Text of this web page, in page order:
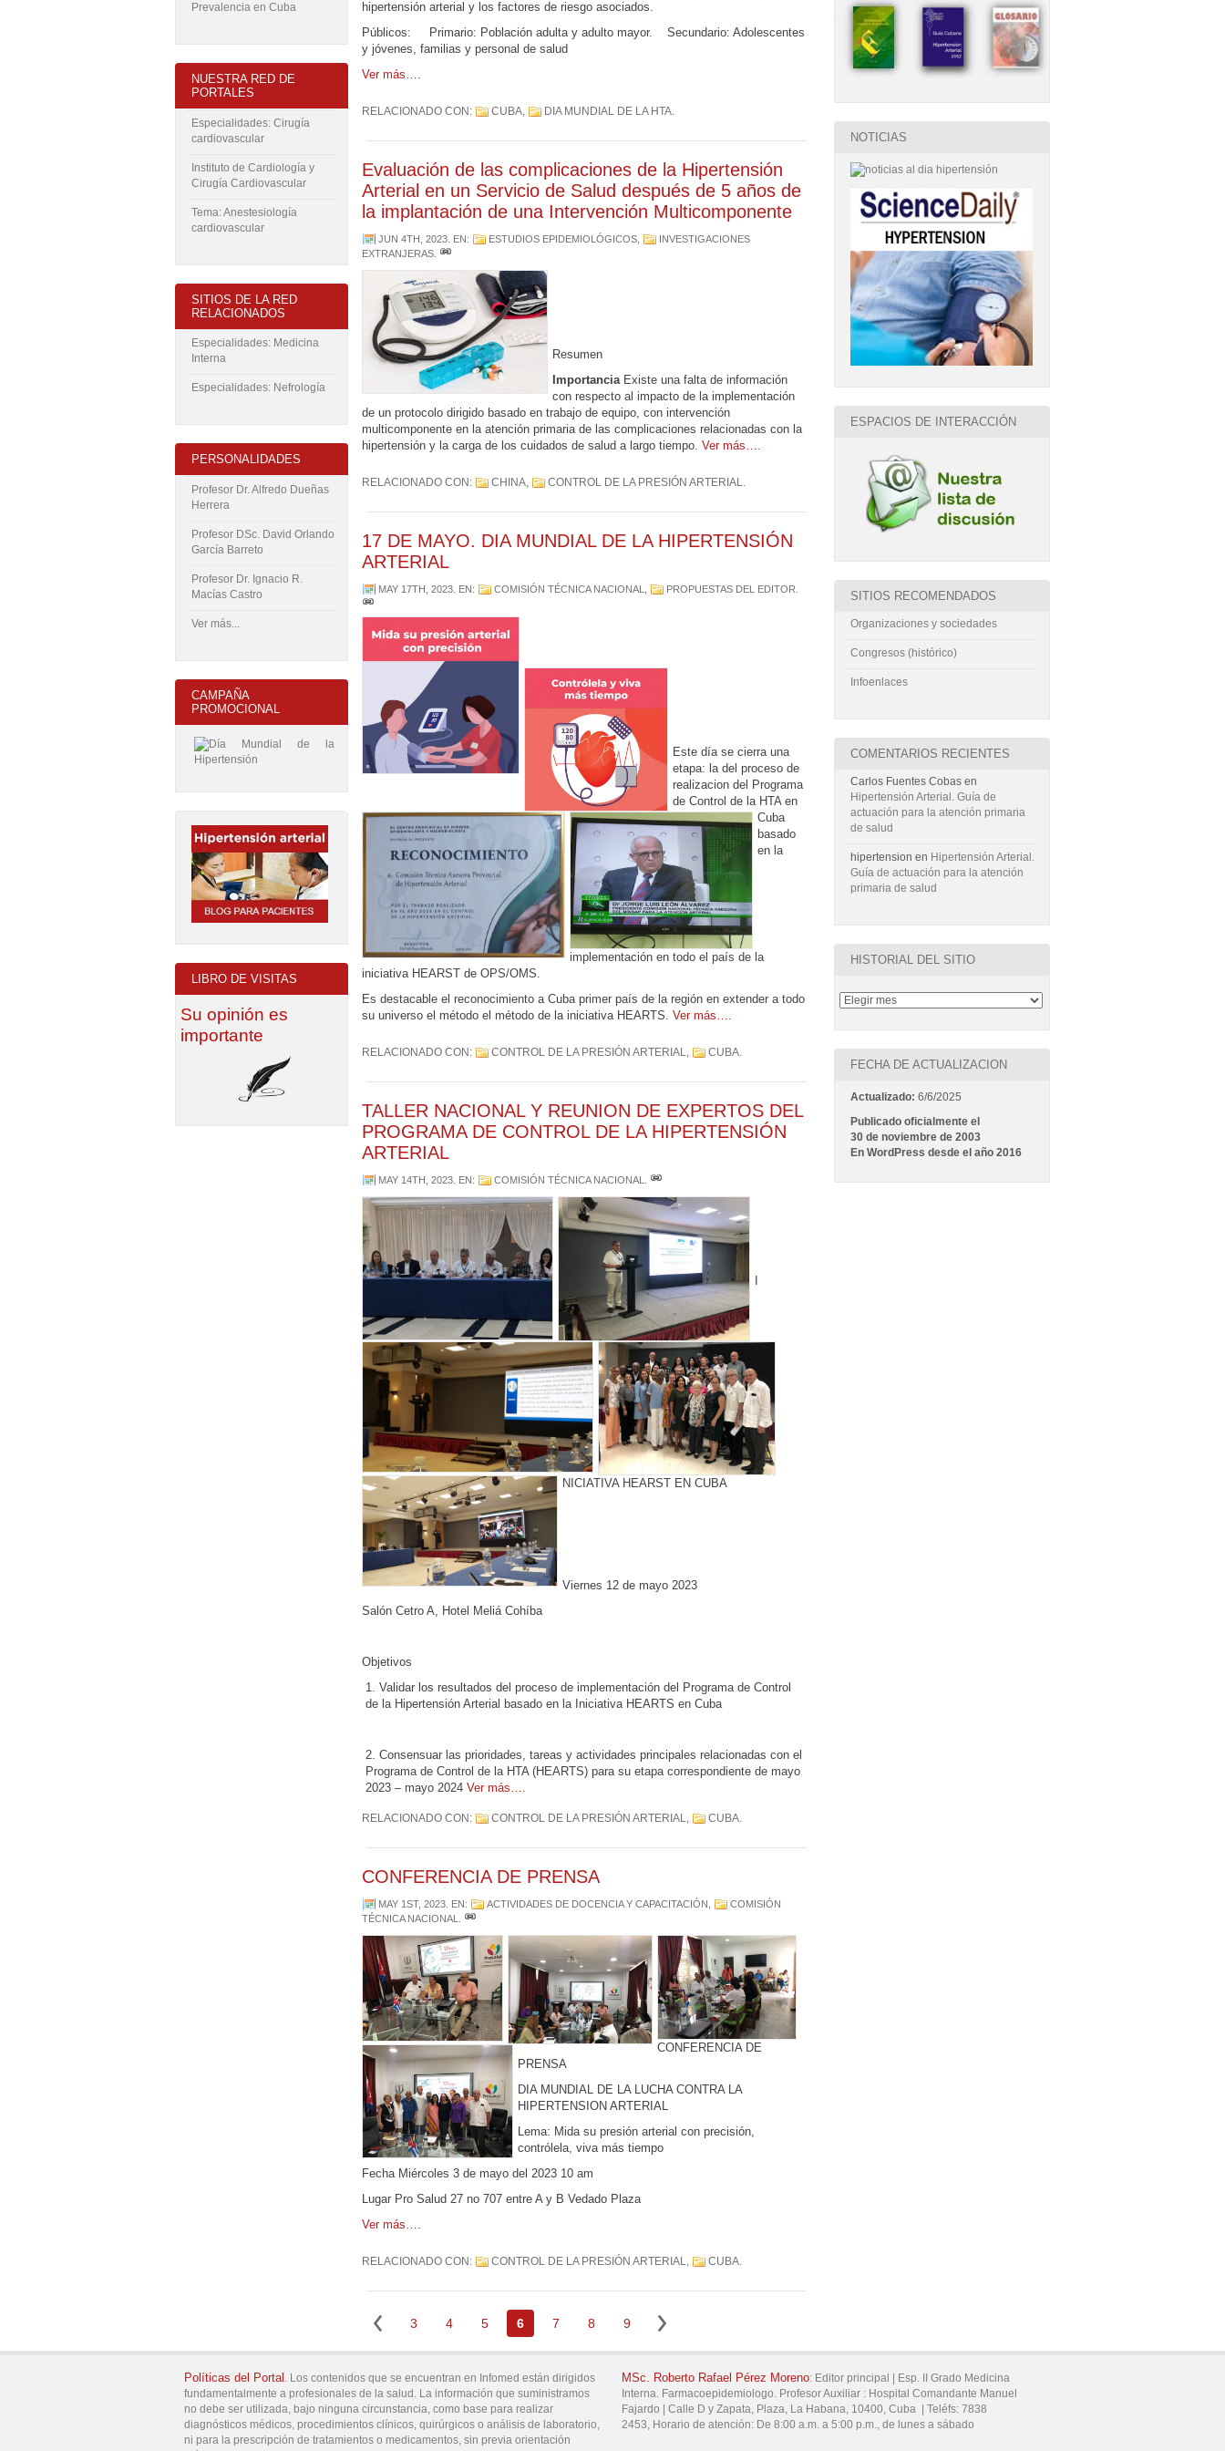
hipertensión arterial y los factores de riesgo asociados.
Públicos: Primario: Población adulta y adulto mayor. Secundario: Adolescentes
y jóvenes, familias y personal de salud
Ver más….
RELACIONADO CON: CUBA, DIA MUNDIAL DE LA HTA.
Evaluación de las complicaciones de la Hipertensión
Arterial en un Servicio de Salud después de 5 años de
la implantación de una Intervención Multicomponente
JUN 4TH, 2023. EN: ESTUDIOS EPIDEMIOLÓGICOS,
INVESTIGACIONES
EXTRANJERAS.
Resumen
Importancia Existe una falta de información
con respecto al impacto de la implementación
de un protocolo dirigido basado en trabajo de equipo, con intervención
multicomponente en la atención primaria de las complicaciones relacionadas con la
hipertensión y la carga de los cuidados de salud a largo tiempo. Ver más….
RELACIONADO CON: CHINA, CONTROL DE LA PRESIÓN ARTERIAL.
17 DE MAYO. DIA MUNDIAL DE LA HIPERTENSIÓN
ARTERIAL
MAY 17TH, 2023. EN: COMISIÓN TÉCNICA NACIONAL PROPUESTAS DEL EDITOR
Este día se cierra una
etapa: la del proceso de
realizacion del Programa
de Control de la HTA en
Cuba
basado
en la
implementación en todo el país de la
iniciativa HEARST de OPS/OMS.
Es destacable el reconocimiento a Cuba primer país de la región en extender a todo
su universo el método el método de la iniciativa HEARTS. Ver más….
RELACIONADO CON: CONTROL DE LA PRESIÓN ARTERIAL, CUBA.
TALLER NACIONAL Y REUNION DE EXPERTOS DEL
PROGRAMA DE CONTROL DE LA HIPERTENSIÓN
ARTERIAL
MAY 14TH, 2023. EN: COMISIÓN TÉCNICA NACIONAL
NICIATIVA HEARST EN CUBA
Viernes 12 de mayo 2023
Salón Cetro A, Hotel Meliá Cohíba
Objetivos
Validar los resultados del proceso de implementación del Programa de Control
de la Hipertensión Arterial basado en la Iniciativa HEARTS en Cuba
Consensuar las prioridades, tareas y actividades principales relacionadas con el
Programa de Control de la HTA (HEARTS) para su etapa correspondiente de mayo
2023 – mayo 2024Ver más….
RELACIONADO CON: CONTROL DE LA PRESIÓN ARTERIAL, CUBA.
CONFERENCIA DE PRENSA
MAY 1ST, 2023. EN: ACTIVIDADES DE DOCENCIA Y CAPACITACIÓN
COMISIÓN
TÉCNICA NACIONAL
CONFERENCIA DE
PRENSA
DIA MUNDIAL DE LA LUCHA CONTRA LA
HIPERTENSION ARTERIAL
Lema: Mida su presión arterial con precisión,
contrólela, viva más tiempo
Fecha Miércoles 3 de mayo del 2023 10 am
Lugar Pro Salud 27 no 707 entre A y B Vedado Plaza
Ver más….
RELACIONADO CON: CONTROL DE LA PRESIÓN ARTERIAL, CUBA.
3 4 5 6 7 8 9
Prevalencia en Cuba
NUESTRA RED DE
PORTALES
Especialidades: Cirugía
cardiovascular
Instituto de Cardiología y
Cirugía Cardiovascular
Tema: Anestesiología
cardiovascular
SITIOS DE LA RED
RELACIONADOS
Especialidades: Medicina
Interna
Especialidades: Nefrología
PERSONALIDADES
Profesor Dr. Alfredo Dueñas
Herrera
Profesor DSc. David Orlando
García Barreto
Profesor Dr. Ignacio R.
Macías Castro
Ver más...
CAMPAÑA
PROMOCIONAL
LIBRO DE VISITAS
Su opinión es
importante
NOTICIAS
ESPACIOS DE INTERACCIÓN
SITIOS RECOMENDADOS
Organizaciones y sociedades
Congresos (histórico)
Infoenlaces
COMENTARIOS RECIENTES
Carlos Fuentes Cobasen
Hipertensión Arterial. Guía de
actuación para la atención primaria
de salud
hipertension en Hipertensión Arterial.
Guía de actuación para la atención
primaria de salud
HISTORIAL DEL SITIO
FECHA DE ACTUALIZACION
Actualizado: 6/6/2025
Publicado oficialmente el
30 de noviembre de 2003
En WordPress desde el año 2016
MSc. Roberto Rafael Pérez Moreno: Editor principal |
Esp. II Grado Medicina
Interna. Farmacoepidemiologo. Profesor Auxiliar : Hospital Comandante Manuel
Fajardo | Calle D y Zapata, Plaza, La Habana, 10400, Cuba Teléfs: 7838
2453, Horario de atención: De 8:00 a.m. a 5:00 p.m., de lunes a sábado
Políticas del Portal . Los contenidos que se encuentran en Infomed están dirigidos
fundamentalmente a profesionales de la salud. La información que suministramos
no debe ser utilizada, bajo ninguna circunstancia, como base para realizar
diagnósticos médicos, procedimientos clínicos, quirúrgicos o análisis de laboratorio,
ni para la prescripción de tratamientos o medicamentos, sin previa orientación